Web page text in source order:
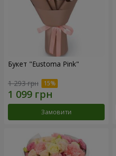
Букет "Eustoma Pink"
1 293 грн
Замовити